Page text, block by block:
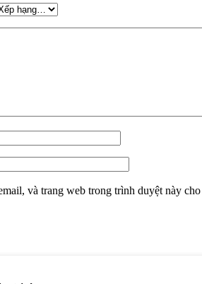
và trang web trong trình duyệt này